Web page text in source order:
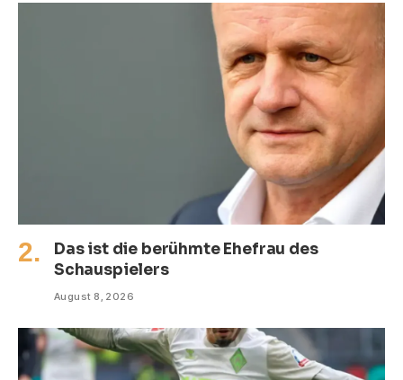
Das ist die berühmte Ehefrau des
Schauspielers
August 8, 2026